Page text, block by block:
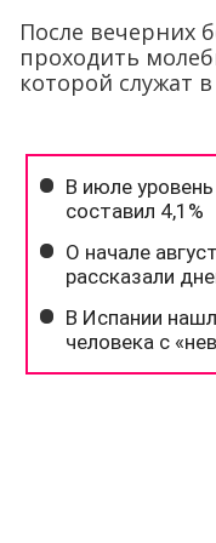
После вечерних
проходить
которой служат